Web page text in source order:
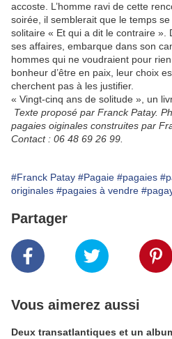
accoste. L’homme ravi de cette
soirée, il semblerait que le temps
solitaire « Et qui a dit le contraire ».
ses affaires, embarque dans son
hommes qui ne voudraient pour
bonheur d’être en paix, leur choix
cherchent pas à les justifier.
« Vingt-cinq ans de solitude », un
Texte proposé par Franck Patay.
pagaies oiginales construites par
Contact : 06 48 69 26 99.
#Franck Patay #Pagaie #pagaies
originales #pagaies à vendre
Partager
Vous aimerez aussi
Deux transatlantiques et un